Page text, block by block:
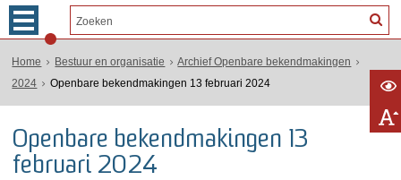
Home Bestuur en organisatie
Archief Openbare bekendmakingen
2024
Openbare bekendmakingen 13 februari 2024
Openbare bekendmakingen 13
februari 2024